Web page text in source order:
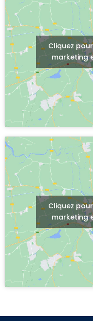
Cliquez
marketing
Cliquez
marketing